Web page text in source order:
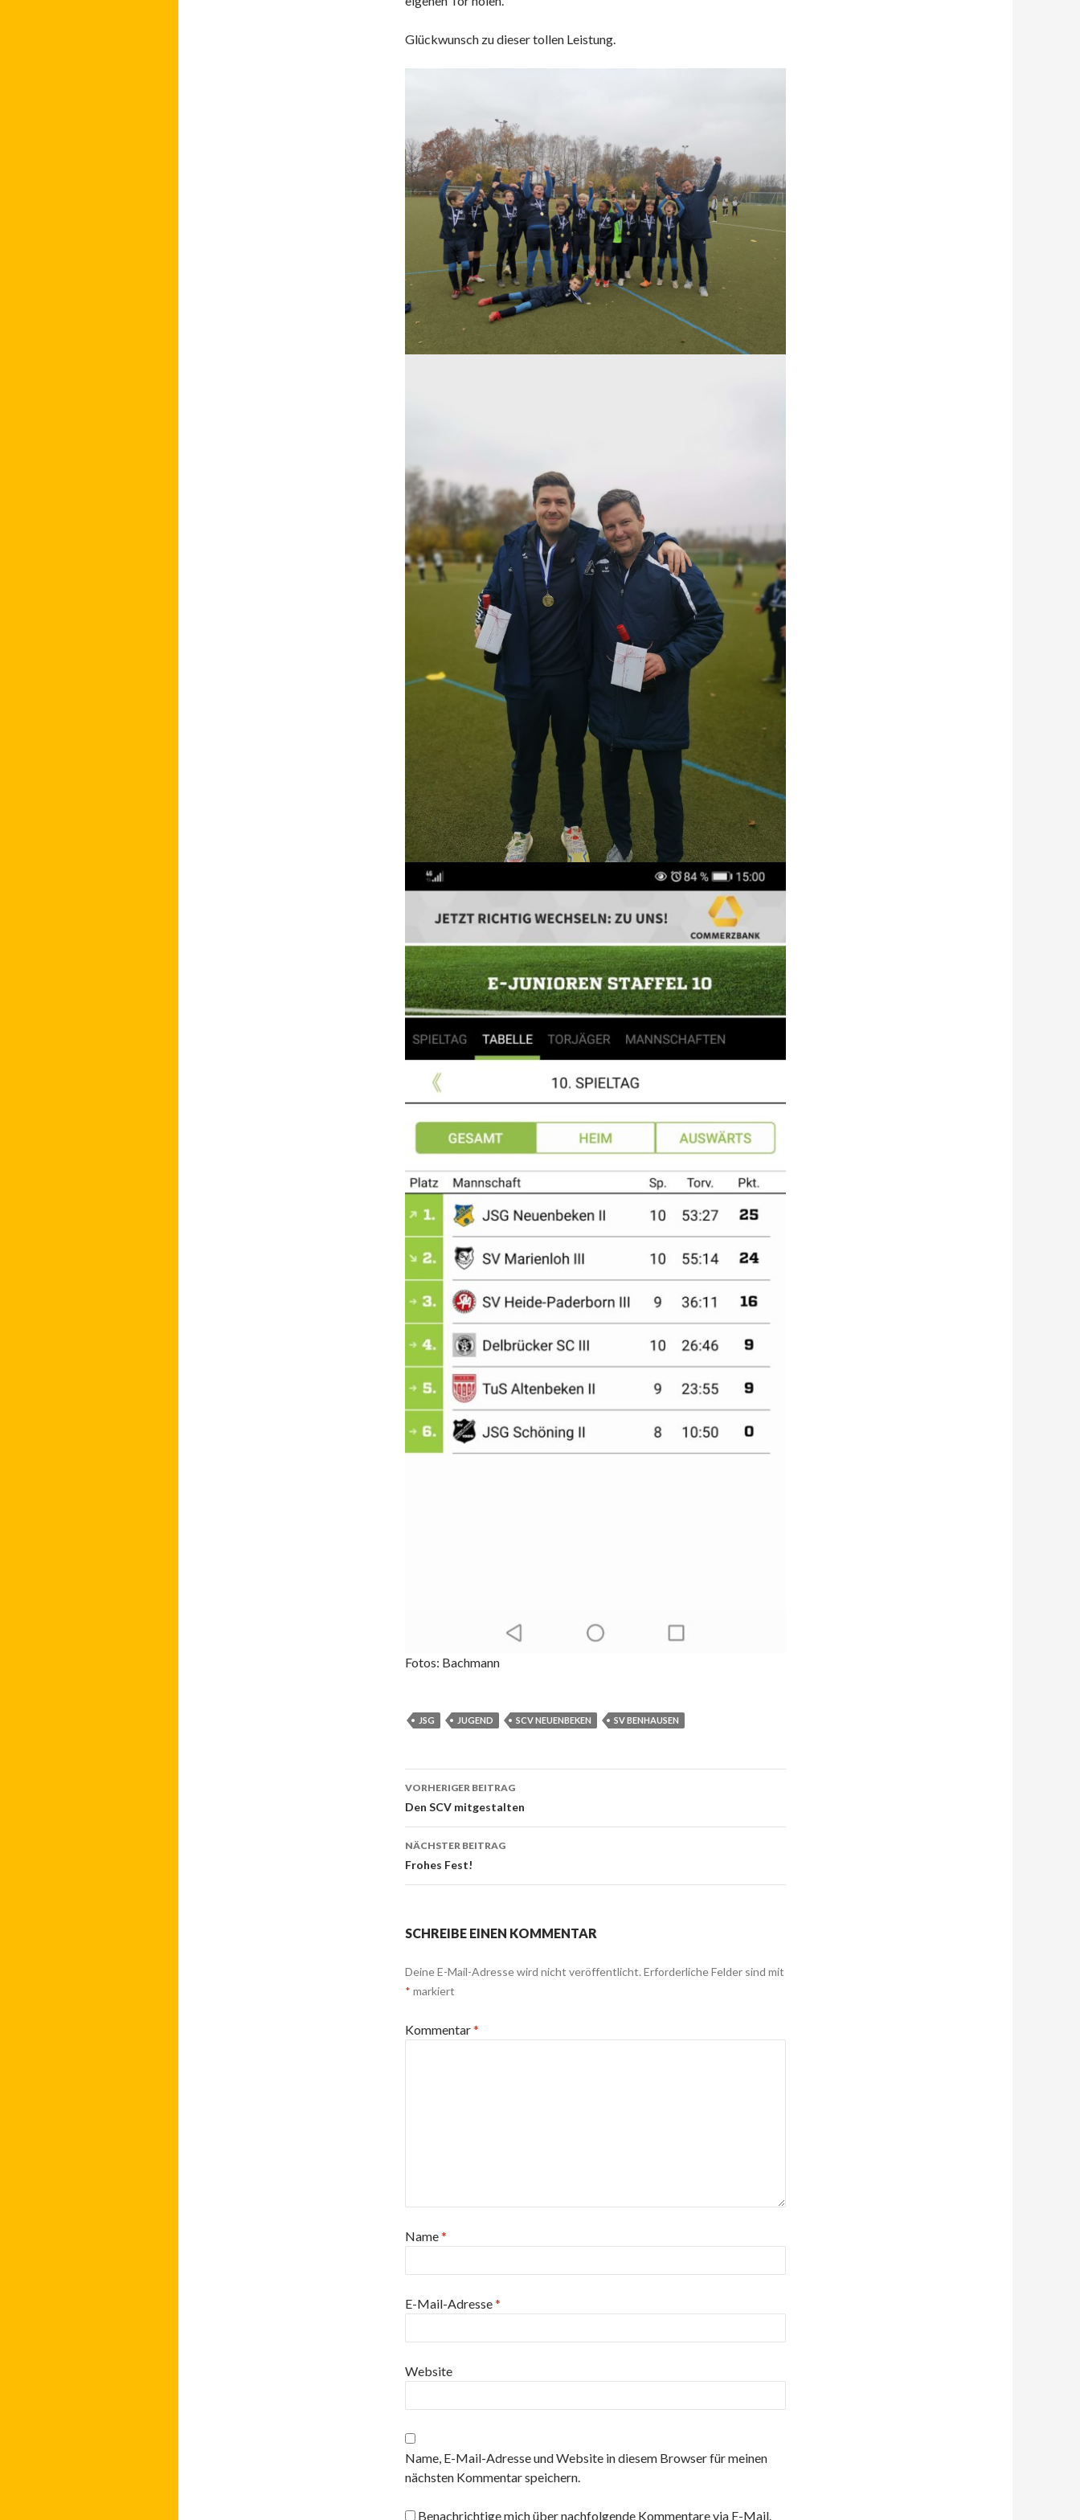
Glückwunsch zu dieser tollen Leistung.
Fotos: Bachmann
JSG JUGEND SCV NEUENBEKEN SV BENHAUSEN
Beitrags-
Navigation
VORHERIGER BEITRAG
Den SCV mitgestalten
NÄCHSTER BEITRAG
Frohes Fest!
SCHREIBE EINEN KOMMENTAR
Deine E-Mail-Adresse wird nicht veröffentlicht. Erforderliche Felder sind mit
* markiert
Kommentar*
Name*
E-Mail-Adresse*
Website
Name, E-Mail-Adresse und Website in diesem Browser für meinen
nächsten Kommentar speichern.
Benachrichtige mich über nachfolgende Kommentare via E-Mail.